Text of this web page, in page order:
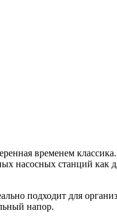
временем
насосных станций как
подходит для
напор.